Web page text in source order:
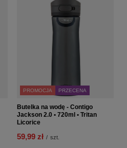
PROMOCJA PRZECENA
Butelka na wodę - Contigo
Jackson 2.0 • 720ml • Tritan
Licorice
59,99 zł / szt.